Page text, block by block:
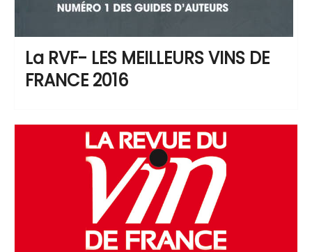
La RVF- LES MEILLEURS VINS DE
FRANCE 2016